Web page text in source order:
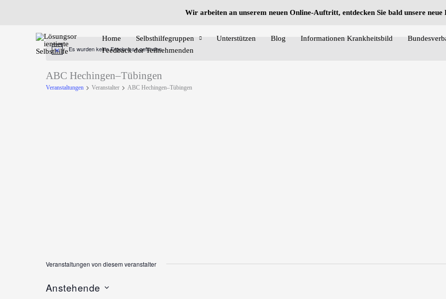
Wir arbeiten an unserem neuen Online-Auftritt, entdecken Sie bald unsere neue
Home Selbsthilfegruppen Unterstützen Blog Informationen Krankheitsbild
Feedback der Teilnehmenden
HinweisEs wurden keine Ergebnisse gefunden.
ABC Hechingen–Tübingen
Veranstaltungen Veranstalter ABC Hechingen–Tübingen
Veranstaltungen von diesem veranstalter
Anstehende